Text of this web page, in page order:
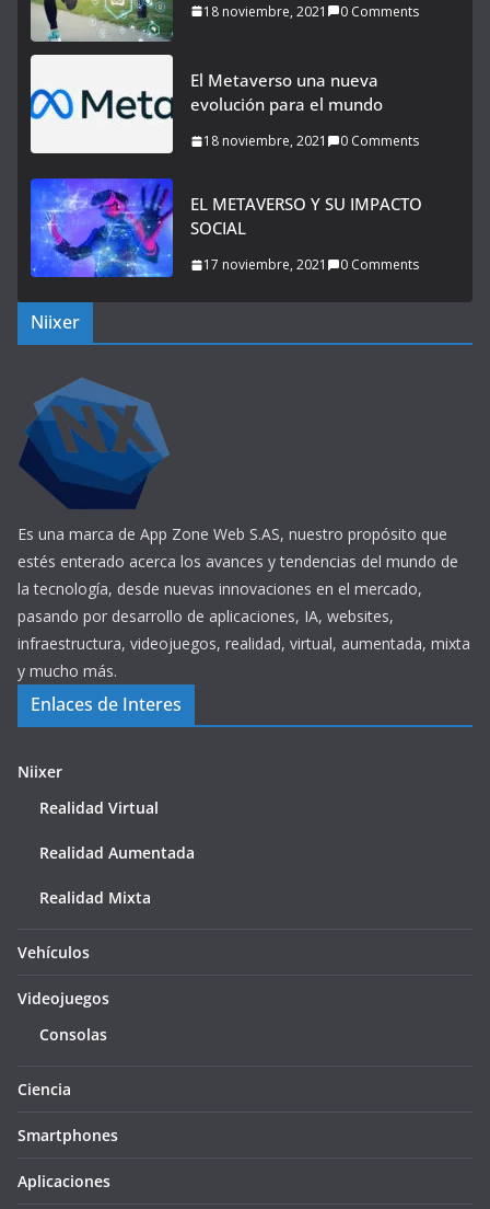
18 noviembre, 2021 0 Comments
El Metaverso una nueva
evolución para el mundo
18 noviembre, 2021 0 Comments
EL METAVERSO Y SU IMPACTO
SOCIAL
17 noviembre, 2021 0 Comments
Niixer
Es una marca de App Zone Web S.AS, nuestro propósito que
estés enterado acerca los avances y tendencias del mundo de
la tecnología, desde nuevas innovaciones en el mercado,
pasando por desarrollo de aplicaciones, IA, websites,
infraestructura, videojuegos, realidad, virtual, aumentada, mixta
y mucho más.
Enlaces de Interes
Niixer
Realidad Virtual
Realidad Aumentada
Realidad Mixta
Vehículos
Videojuegos
Consolas
Ciencia
Smartphones
Aplicaciones